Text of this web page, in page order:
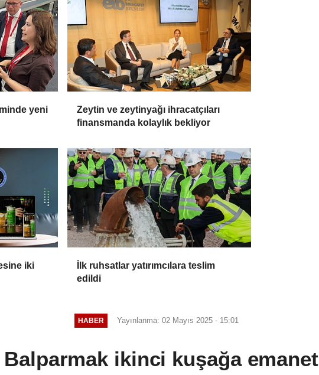
yeni
Zeytin ve zeytinyağı ihracatçıları
finansmanda kolaylık bekliyor
iki
İlk ruhsatlar yatırımcılara teslim
edildi
HABER Yayınlanma: 02 Mayıs 2025 - 15:01
Balparmak ikinci kuşağa emanet